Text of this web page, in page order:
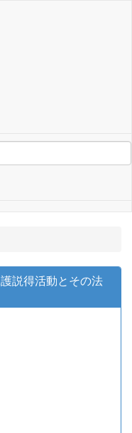
説得活動とその法